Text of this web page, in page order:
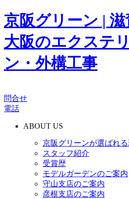
京阪グリーン | 滋
大阪のエクステ
ン・外構工事
問合せ
電話
ABOUT US
京阪グリーンが選ばれ
スタッフ紹介
受賞歴
モデルガーデンのご案内
守山支店のご案内
彦根支店のご案内